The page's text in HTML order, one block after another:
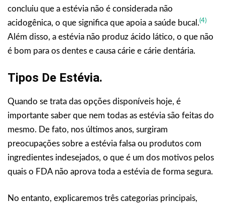
concluiu que a estévia não é considerada não
acidogênica, o que significa que apoia a saúde bucal.(4)
Além disso, a estévia não produz ácido lático, o que não
é bom para os dentes e causa cárie e cárie dentária.
Tipos De Estévia.
Quando se trata das opções disponíveis hoje, é
importante saber que nem todas as estévia são feitas do
mesmo. De fato, nos últimos anos, surgiram
preocupações sobre a estévia falsa ou produtos com
ingredientes indesejados, o que é um dos motivos pelos
quais o FDA não aprova toda a estévia de forma segura.
No entanto, explicaremos três categorias principais,